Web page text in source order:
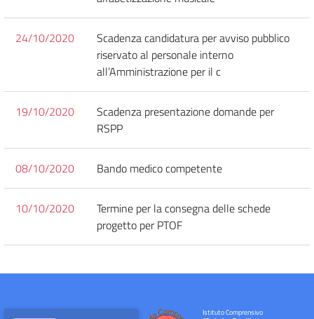
24/10/2020
Scadenza candidatura per avviso pubblico
riservato al personale interno
all’Amministrazione per il c
19/10/2020
Scadenza presentazione domande per
RSPP
08/10/2020 Bando medico competente
10/10/2020
Termine per la consegna delle schede
progetto per PTOF
Istituto Comprensivo